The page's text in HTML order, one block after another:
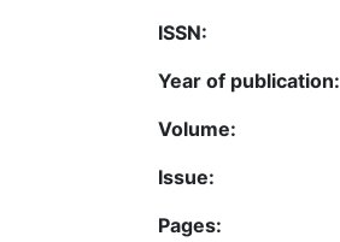
ISSN:
Year of publication:
Volume:
Issue:
Pages: